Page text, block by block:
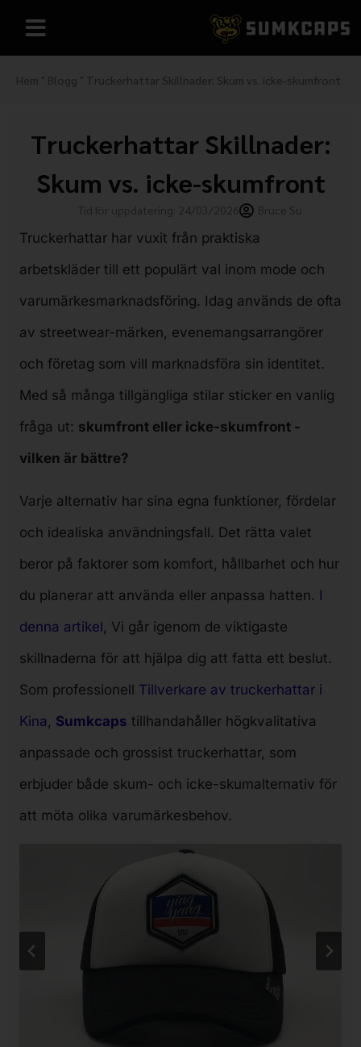
Hem " Blogg " Truckerhattar Skillnader: Skum vs. icke-skumfront
Truckerhattar Skillnader:
Skum vs. icke-skumfront
Truckerhattar har vuxit från praktiska
arbetskläder till ett populärt val inom mode och
varumärkesmarknadsföring. Idag används de ofta
av streetwear-märken, evenemangsarrangörer
och företag som vill marknadsföra sin identitet.
Med så många tillgängliga stilar sticker en vanlig
fråga ut: skumfront eller icke-skumfront -
vilken är bättre?
Varje alternativ har sina egna funktioner, fördelar
och idealiska användningsfall. Det rätta valet
beror på faktorer som komfort, hållbarhet och hur
du planerar att använda eller anpassa hatten. I
denna artikel, Vi går igenom de viktigaste
skillnaderna för att hjälpa dig att fatta ett beslut.
Som professionell Tillverkare av truckerhattar i
Kina , Sumkcaps tillhandahåller högkvalitativa
anpassade och grossist truckerhattar, som
erbjuder både skum- och icke-skumalternativ för
att möta olika varumärkesbehov.